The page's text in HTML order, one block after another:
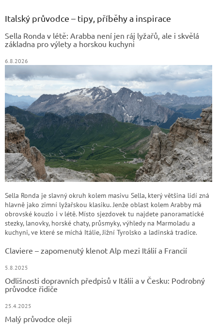
Italský průvodce – tipy, příběhy a inspirace
Sella Ronda v létě: Arabba není jen ráj lyžařů, ale i skvělá
základna pro výlety a horskou kuchyni
6.8.2026
Sella Ronda je slavný okruh kolem masivu Sella, který většina lidí zná
hlavně jako zimní lyžařskou klasiku. Jenže oblast kolem Arabby má
obrovské kouzlo i v létě. Místo sjezdovek tu najdete panoramatické
stezky, lanovky, horské chaty, průsmyky, výhledy na Marmoladu a
kuchyni, ve které se míchá Itálie, Jižní Tyrolsko a ladinská tradice.
Claviere – zapomenutý klenot Alp mezi Itálií a Francií
5.8.2025
Odlišnosti dopravních předpisů v Itálii a v Česku: Podrobný
průvodce řidiče
25.4.2025
Malý průvodce oleji